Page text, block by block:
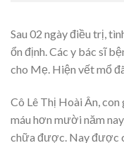
Sau 02 ngày điều trị,
ổn định. Các y bác sĩ
cho Mẹ. Hiện vết mổ
Cô Lê Thị Hoài Ân,
máu hơn mười năm
chữa được. Nay được